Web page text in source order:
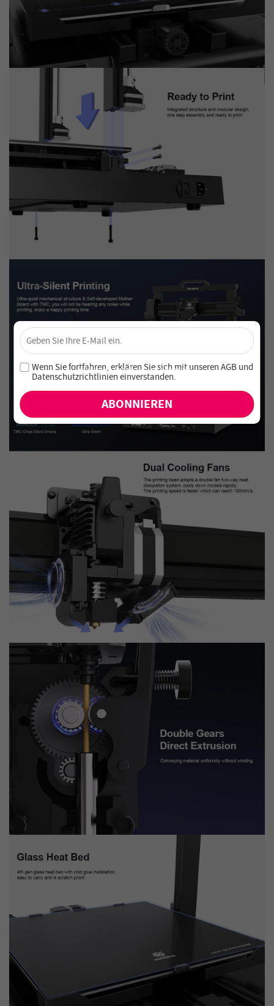
Sichere dir 4 % Rabatt – Jetzt abonnieren!
Melde dich für unseren Newsletter an und verpasse keine
exklusiven Angebote und Neuheiten!
×
Wenn Sie fortfahren, erklären Sie sich mit unserenAGBund
Datenschutzrichtlinien einverstanden.